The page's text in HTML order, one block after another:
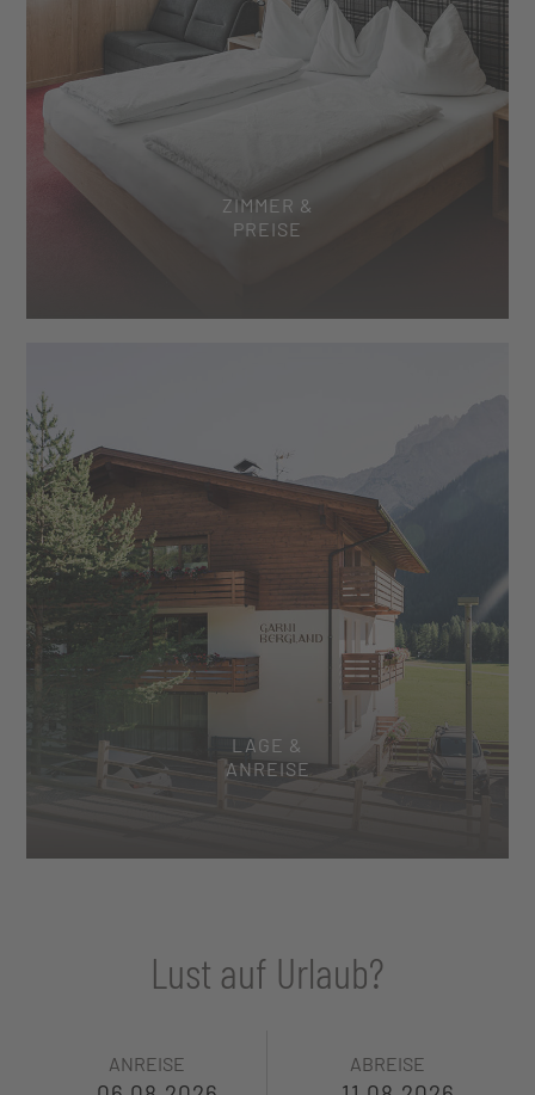
ZIMMER &
PREISE
LAGE &
ANREISE
Lust auf Urlaub?
ANREISE ABREISE